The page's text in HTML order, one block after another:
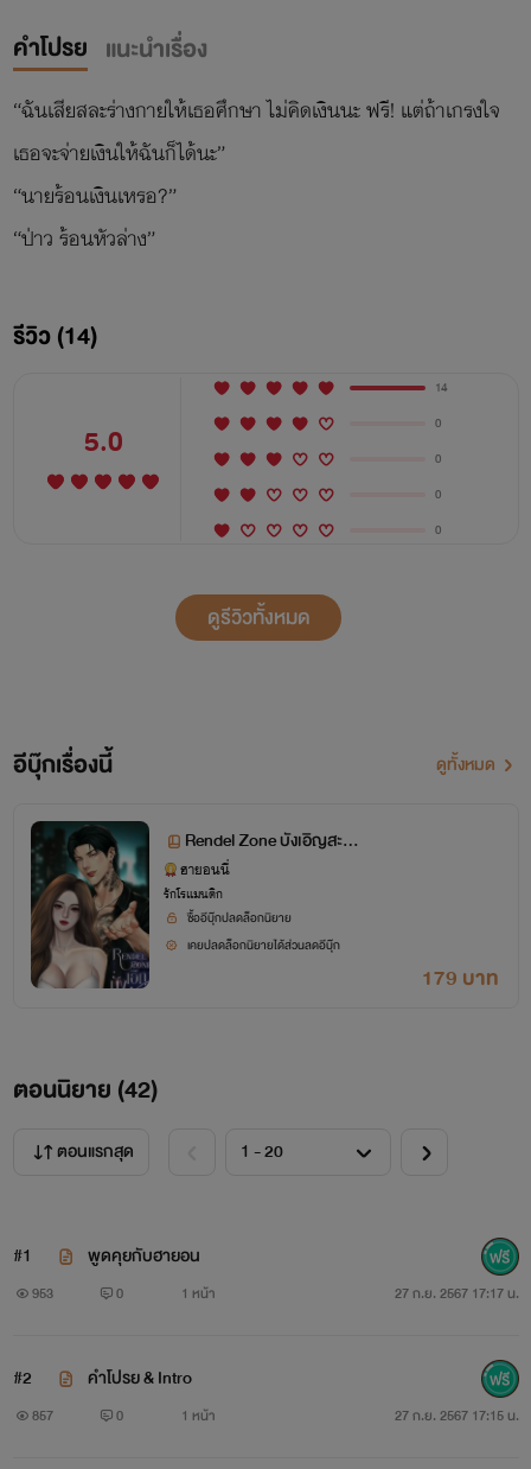
พระเอกธงเขียว
คำโปรย แนะนำเรื่อง
“ฉันเสียสละร่างกายให้เธอศึกษา ไม่คิดเงินนะ ฟรี! แต่ถ้าเกรงใจ
เธอจะจ่ายเงินให้ฉันก็ได้นะ”
“นายร้อนเงินเหรอ?”
“ป่าว ร้อนหัวล่าง”
รีวิว (14)
5.0
14
0
0
0
0
ดูรีวิวทั้งหมด
อีบุ๊กเรื่องนี้ ดูทั้งหมด
Rendel Zone บังเอิญสะดุ
ดรัก
ฮายอนนี่
รักโรแมนติก
ซื้ออีบุ๊กปลดล็อกนิยาย
เคยปลดล็อกนิยายได้ส่วนลดอีบุ๊ก
179 บาท
ตอนนิยาย (42)
ตอนแรกสุด
#1 พูดคุยกับฮายอน
953 0 1 หน้า 27 ก.ย. 2567 17:17 น.
#2 คำโปรย & Intro
857 0 1 หน้า 27 ก.ย. 2567 17:15 น.